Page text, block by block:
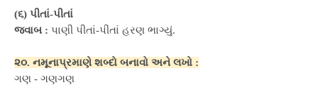
(૬) પીતાં-પીતાં
જવાબ : પાણી પીતાં-પીતાં હરણ ભાગ્યું.
૨૦. નમૂનાપ્રમાણે શબ્દો બનાવો અને લખો :
ગણ - ગણગણ